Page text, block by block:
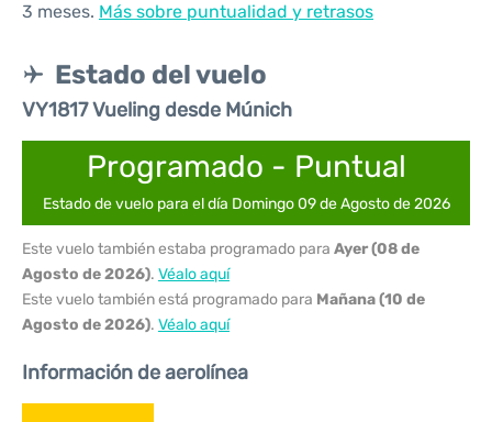
3 meses. Más sobre puntualidad y retrasos
Estado del vuelo
VY1817 Vueling desde Múnich
Programado - Puntual
Estado de vuelo para el día Domingo 09 de Agosto de 2026
Este vuelo también estaba programado para Ayer (08 de
Agosto de 2026). Véalo aquí
Este vuelo también está programado para Mañana (10 de
Agosto de 2026). Véalo aquí
Información de aerolínea